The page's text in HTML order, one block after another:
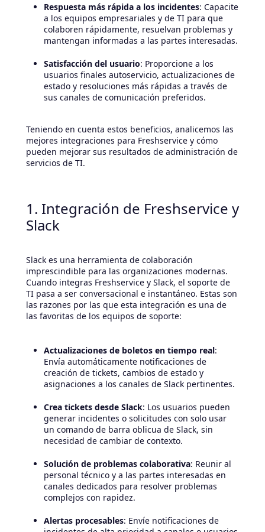
Respuesta más rápida a los incidentes: Capacite
a los equipos empresariales y de TI para que
colaboren rápidamente, resuelvan problemas y
mantengan informadas a las partes interesadas.
Satisfacción del usuario: Proporcione a los
usuarios finales autoservicio, actualizaciones de
estado y resoluciones más rápidas a través de
sus canales de comunicación preferidos.
Teniendo en cuenta estos beneficios, analicemos las
mejores integraciones para Freshservice y cómo
pueden mejorar sus resultados de administración de
servicios de TI.
1. Integración de Freshservice y
Slack
Slack es una herramienta de colaboración
imprescindible para las organizaciones modernas.
Cuando integras Freshservice y Slack, el soporte de
TI pasa a ser conversacional e instantáneo. Estas son
las razones por las que esta integración es una de
las favoritas de los equipos de soporte:
Actualizaciones de boletos en tiempo real:
Envía automáticamente notificaciones de
creación de tickets, cambios de estado y
asignaciones a los canales de Slack pertinentes.
Crea tickets desde Slack: Los usuarios pueden
generar incidentes o solicitudes con solo usar
un comando de barra oblicua de Slack, sin
necesidad de cambiar de contexto.
Solución de problemas colaborativa: Reunir al
personal técnico y a las partes interesadas en
canales dedicados para resolver problemas
complejos con rapidez.
Alertas procesables: Envíe notificaciones de